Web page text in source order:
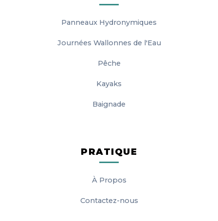
Panneaux Hydronymiques
Journées Wallonnes de l'Eau
Pêche
Kayaks
Baignade
PRATIQUE
À Propos
Contactez-nous